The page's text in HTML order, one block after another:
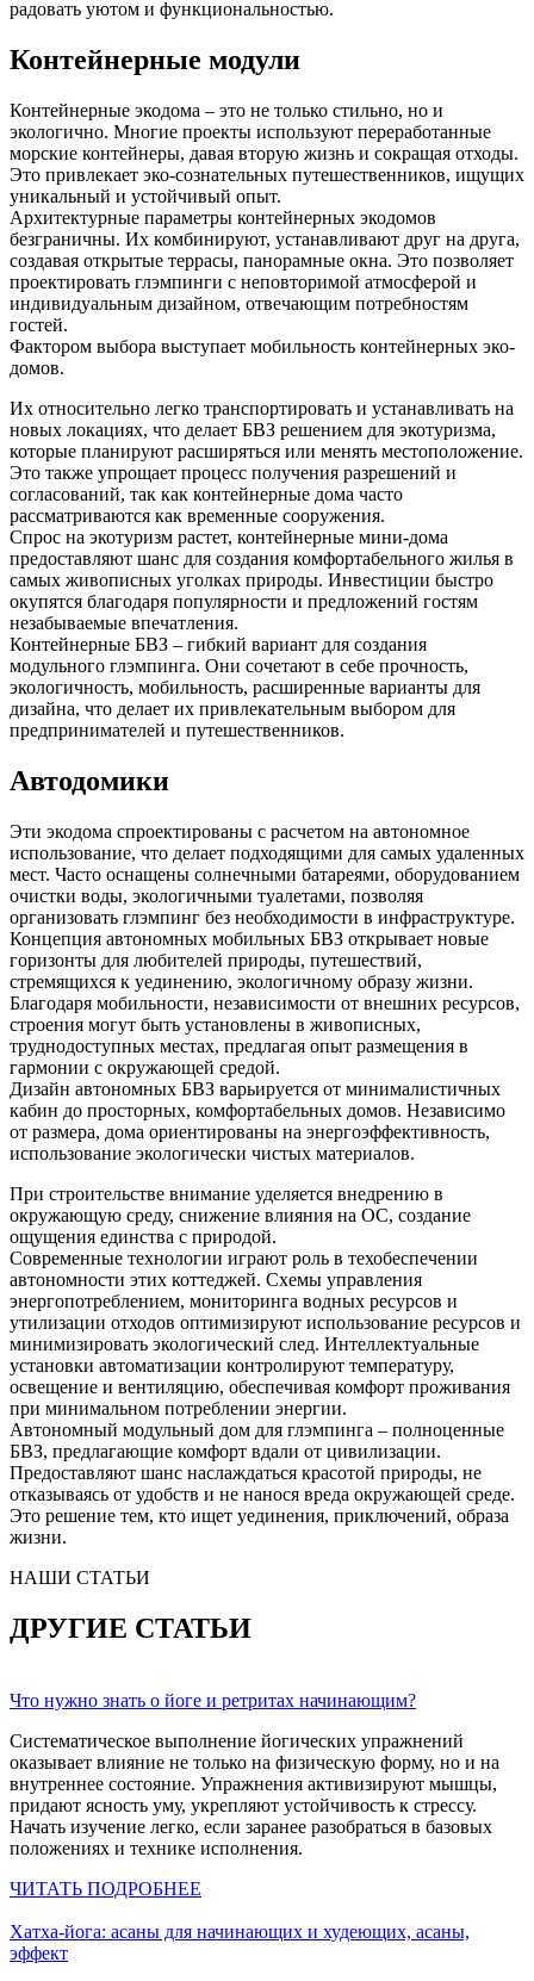
радовать уютом и функциональностью.
Контейнерные модули
Контейнерные экодома – это не только стильно, но и
экологично. Многие проекты используют переработанные
морские контейнеры, давая вторую жизнь и сокращая отходы.
Это привлекает эко-сознательных путешественников, ищущих
уникальный и устойчивый опыт.
Архитектурные параметры контейнерных экодомов
безграничны. Их комбинируют, устанавливают друг на друга,
создавая открытые террасы, панорамные окна. Это позволяет
проектировать глэмпинги с неповторимой атмосферой и
индивидуальным дизайном, отвечающим потребностям
гостей.
Фактором выбора выступает мобильность контейнерных эко-
домов.
Их относительно легко транспортировать и устанавливать на
новых локациях, что делает БВЗ решением для экотуризма,
которые планируют расширяться или менять местоположение.
Это также упрощает процесс получения разрешений и
согласований, так как контейнерные дома часто
рассматриваются как временные сооружения.
Спрос на экотуризм растет, контейнерные мини-дома
предоставляют шанс для создания комфортабельного жилья в
самых живописных уголках природы. Инвестиции быстро
окупятся благодаря популярности и предложений гостям
незабываемые впечатления.
Контейнерные БВЗ – гибкий вариант для создания
модульного глэмпинга. Они сочетают в себе прочность,
экологичность, мобильность, расширенные варианты для
дизайна, что делает их привлекательным выбором для
предпринимателей и путешественников.
Автодомики
Эти экодома спроектированы с расчетом на автономное
использование, что делает подходящими для самых удаленных
мест. Часто оснащены солнечными батареями, оборудованием
очистки воды, экологичными туалетами, позволяя
организовать глэмпинг без необходимости в инфраструктуре.
Концепция автономных мобильных БВЗ открывает новые
горизонты для любителей природы, путешествий,
стремящихся к уединению, экологичному образу жизни.
Благодаря мобильности, независимости от внешних ресурсов,
строения могут быть установлены в живописных,
труднодоступных местах, предлагая опыт размещения в
гармонии с окружающей средой.
Дизайн автономных БВЗ варьируется от минималистичных
кабин до просторных, комфортабельных домов. Независимо
от размера, дома ориентированы на энергоэффективность,
использование экологически чистых материалов.
При строительстве внимание уделяется внедрению в
окружающую среду, снижение влияния на ОС, создание
ощущения единства с природой.
Современные технологии играют роль в техобеспечении
автономности этих коттеджей. Схемы управления
энергопотреблением, мониторинга водных ресурсов и
утилизации отходов оптимизируют использование ресурсов и
минимизировать экологический след. Интеллектуальные
установки автоматизации контролируют температуру,
освещение и вентиляцию, обеспечивая комфорт проживания
при минимальном потреблении энергии.
Автономный модульный дом для глэмпинга – полноценные
БВЗ, предлагающие комфорт вдали от цивилизации.
Предоставляют шанс наслаждаться красотой природы, не
отказываясь от удобств и не нанося вреда окружающей среде.
Это решение тем, кто ищет уединения, приключений, образа
жизни.
НАШИ СТАТЬИ
ДРУГИЕ СТАТЬИ
Что нужно знать о йоге и ретритах начинающим?
Систематическое выполнение йогических упражнений
оказывает влияние не только на физическую форму, но и на
внутреннее состояние. Упражнения активизируют мышцы,
придают ясность уму, укрепляют устойчивость к стрессу.
Начать изучение легко, если заранее разобраться в базовых
положениях и технике исполнения.
ЧИТАТЬ ПОДРОБНЕЕ
Хатха-йога: асаны для начинающих и худеющих, асаны,
эффект